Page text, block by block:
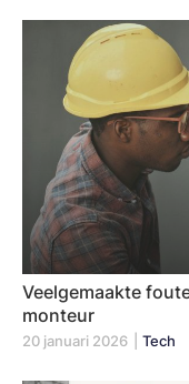
Veelgemaakte
monteur
20 januari 2026 Tech